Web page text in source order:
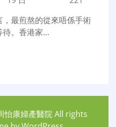
最煎熬的從來唔係手術
待。香港家…
怡康婦產醫院All rights